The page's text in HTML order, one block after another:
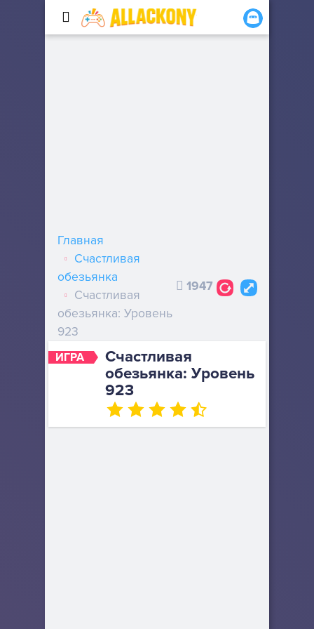
ИГРА
Счастливая
обезьянка: Уровень
923
Главная
Счастливая
обезьянка
Счастливая
обезьянка: Уровень
923
1947